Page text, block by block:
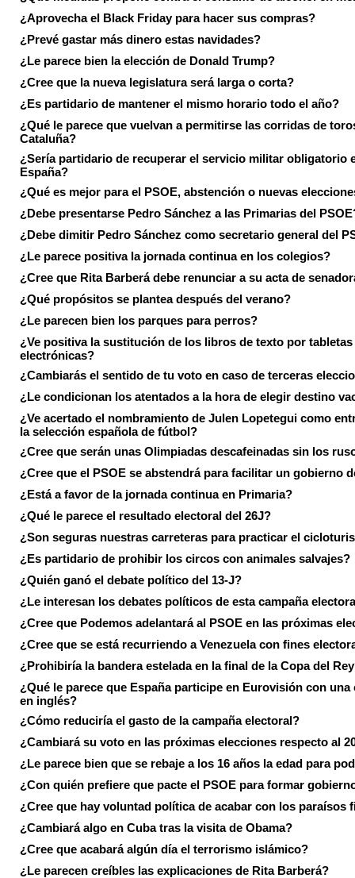
¿Aprovecha el Black Friday para hacer sus compras?
¿Prevé gastar más dinero estas navidades?
¿Le parece bien la elección de Donald Trump?
¿Cree que la nueva legislatura será larga o corta?
¿Es partidario de mantener el mismo horario todo el año?
¿Qué le parece que vuelvan a permitirse las corridas de
Cataluña?
¿Sería partidario de recuperar el servicio militar obligatorio
España?
¿Qué es mejor para el PSOE, abstención o nuevas
¿Debe presentarse Pedro Sánchez a las Primarias del
¿Debe dimitir Pedro Sánchez como secretario general del
¿Le parece positiva la jornada continua en los colegios?
¿Cree que Rita Barberá debe renunciar a su acta de
¿Qué propósitos se plantea después del verano?
¿Le parecen bien los parques para perros?
¿Ve positiva la sustitución de los libros de texto por tabletas
electrónicas?
¿Cambiarás el sentido de tu voto en caso de terceras
¿Le condicionan los atentados a la hora de elegir destino
¿Ve acertado el nombramiento de Julen Lopetegui como
la selección española de fútbol?
¿Cree que serán unas Olimpiadas descafeinadas sin los
¿Cree que el PSOE se abstendrá para facilitar un gobierno
¿Está a favor de la jornada continua en Primaria?
¿Qué le parece el resultado electoral del 26J?
¿Son seguras nuestras carreteras para practicar el
¿Es partidario de prohibir los circos con animales salvajes?
¿Quién ganó el debate político del 13-J?
¿Le interesan los debates políticos de esta campaña
¿Cree que Podemos adelantará al PSOE en las próximas
¿Cree que se está recurriendo a Venezuela con fines
¿Prohibiría la bandera estelada en la final de la Copa del
¿Qué le parece que España participe en Eurovisión con una
en inglés?
¿Cómo reduciría el gasto de la campaña electoral?
¿Cambiará su voto en las próximas elecciones respecto al
¿Le parece bien que se rebaje a los 16 años la edad para
¿Con quién prefiere que pacte el PSOE para formar
¿Cree que hay voluntad política de acabar con los paraísos
¿Cambiará algo en Cuba tras la visita de Obama?
¿Cree que acabará algún día el terrorismo islámico?
¿Le parecen creíbles las explicaciones de Rita Barberá?